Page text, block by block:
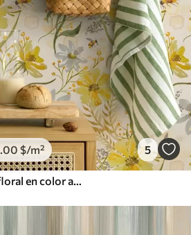
.00 $/m² 5
Brillante composición floral en color amarillo